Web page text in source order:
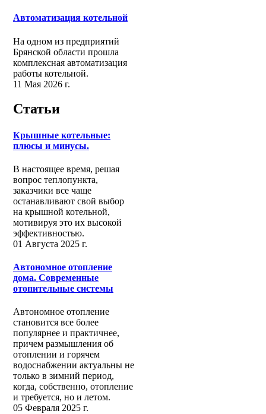
Автоматизация котельной
На одном из предприятий
Брянской области прошла
комплексная автоматизация
работы котельной.
11 Мая 2026 г.
Статьи
Крышные котельные:
плюсы и минусы.
В настоящее время, решая
вопрос теплопункта,
заказчики все чаще
останавливают свой выбор
на крышной котельной,
мотивируя это их высокой
эффективностью.
01 Августа 2025 г.
Автономное отопление
дома. Современные
отопительные системы
Автономное отопление
становится все более
популярнее и практичнее,
причем размышления об
отоплении и горячем
водоснабжении актуальны не
только в зимний период,
когда, собственно, отопление
и требуется, но и летом.
05 Февраля 2025 г.